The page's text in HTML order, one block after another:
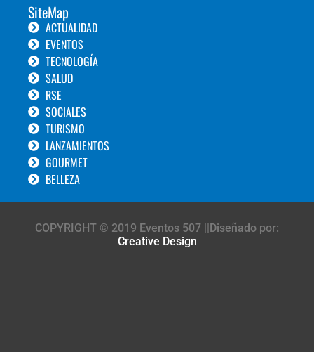
SiteMap
ACTUALIDAD
EVENTOS
TECNOLOGÍA
SALUD
RSE
SOCIALES
TURISMO
LANZAMIENTOS
GOURMET
BELLEZA
COPYRIGHT © 2019 Eventos 507 ||Diseñado por:
Creative Design